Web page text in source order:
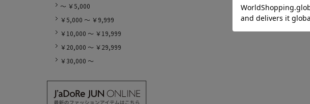
～ ￥5,000
￥5,000 ～ ￥9,999
￥10,000 ～ ￥19,999
￥20,000 ～ ￥29,999
￥30,000 ～